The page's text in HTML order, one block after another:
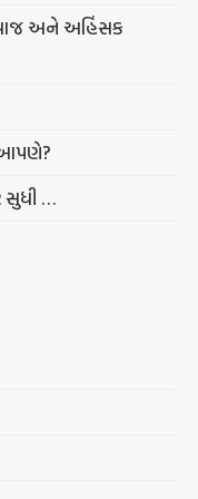
અને અહિંસક
આપણે?
સુધી …